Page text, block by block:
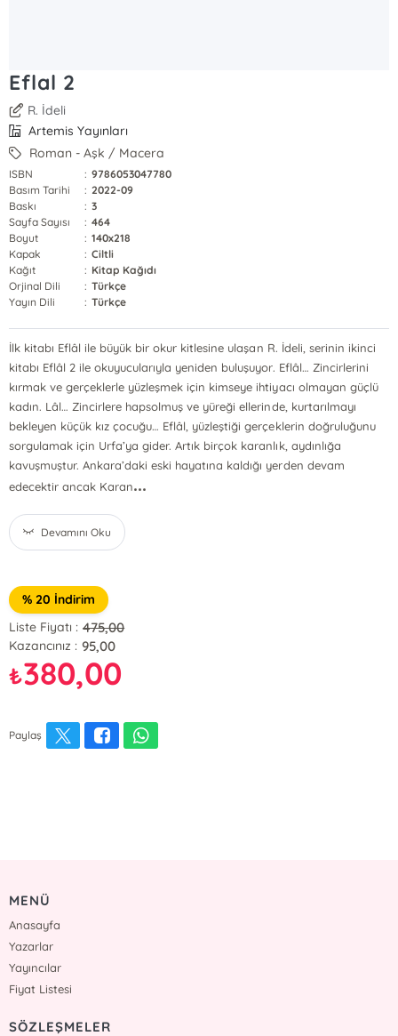
Eflal 2
R. İdeli
Artemis Yayınları
Roman - Aşk / Macera
ISBN : 9786053047780
Basım Tarihi
: 2022-09
Baskı
: 3
Sayfa Sayısı
: 464
Boyut
: 140x218
Kapak
: Ciltli
Kağıt
: Kitap Kağıdı
Orjinal Dili
: Türkçe
Yayın Dili
: Türkçe
İlk kitabı Eflâl ile büyük bir okur kitlesine ulaşan R. İdeli, serinin ikinci
kitabı Eflâl 2 ile okuyucularıyla yeniden buluşuyor. Eflâl… Zincirlerini
kırmak ve gerçeklerle yüzleşmek için kimseye ihtiyacı olmayan güçlü
kadın. Lâl… Zincirlere hapsolmuş ve yüreği ellerinde, kurtarılmayı
bekleyen küçük kız çocuğu… Eflâl, yüzleştiği gerçeklerin doğruluğunu
sorgulamak için Urfa’ya gider. Artık birçok karanlık, aydınlığa
kavuşmuştur. Ankara’daki eski hayatına kaldığı yerden devam
edecektir ancak Karan...
Devamını Oku
% 20 İndirim
Liste Fiyatı : 475,00
Kazancınız : 95,00
₺380,00
Paylaş
MENÜ
Anasayfa
Yazarlar
Yayıncılar
Fiyat Listesi
SÖZLEŞMELER